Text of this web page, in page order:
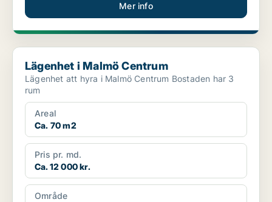
Mer info
Lägenhet i Malmö Centrum
Lägenhet i Malmö Centrum
Lägenhet att hyra i Malmö Centrum Bostaden har 3
rum
Areal
Ca. 70 m2
Pris pr. md.
Ca. 12 000 kr.
Område